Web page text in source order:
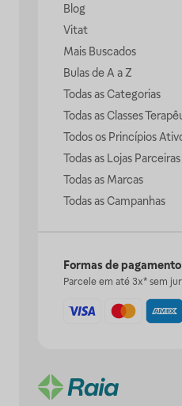
Blog
Vitat
Mais Buscados
Bulas de A a Z
Todas as Categorias
Todas as Classes
Todos os Princípios
Todas as Lojas Parceiras
Todas as Marcas
Todas as Campanhas
Formas de pagamento
Parcele em até 3x* sem